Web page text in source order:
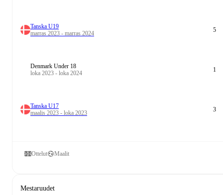
Tanska U19
marras 2023 - marras 2024
5
Denmark Under 18
loka 2023 - loka 2024
1
Tanska U17
maalis 2023 - loka 2023
3
Ottelut Maalit
Mestaruudet